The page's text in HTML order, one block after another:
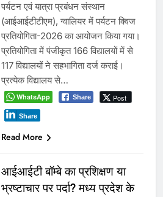
पर्यटन एवं यात्रा प्रबंधन संस्थान
(आईआईटीटीएम), ग्वालियर में पर्यटन क्विज
प्रतियोगिता-2026 का आयोजन किया गया।
प्रतियोगिता में पंजीकृत 166 विद्यालयों में से
117 विद्यालयों ने सहभागिता दर्ज कराई।
प्रत्येक विद्यालय से…
WhatsApp Share Post
Share
Read More
आईआईटी बॉम्बे का प्रशिक्षण या
भ्रष्टाचार पर पर्दा? मध्य प्रदेश के